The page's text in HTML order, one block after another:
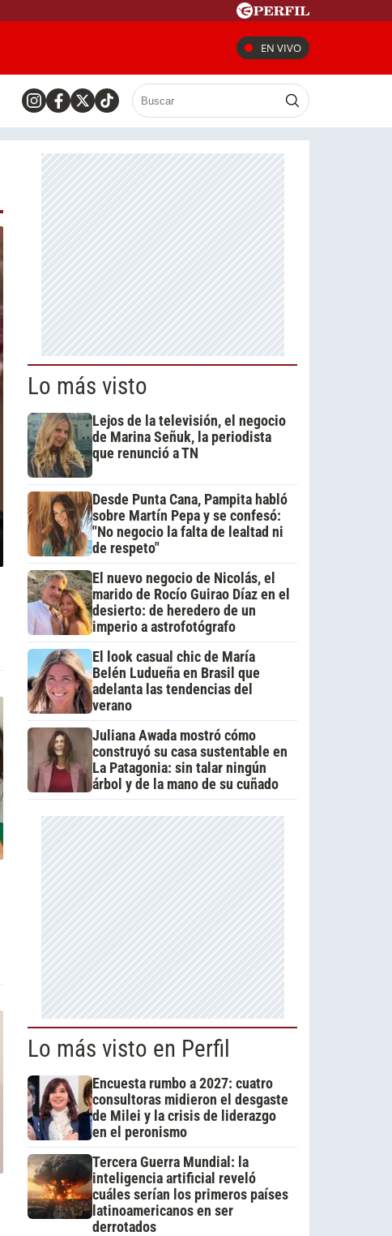
EN VIVO
Lo más visto
Lejos de la televisión, el negocio
de Marina Señuk, la periodista
que renunció a TN
Desde Punta Cana, Pampita habló
sobre Martín Pepa y se confesó:
"No negocio la falta de lealtad ni
de respeto"
El nuevo negocio de Nicolás, el
marido de Rocío Guirao Díaz en el
desierto: de heredero de un
imperio a astrofotógrafo
El look casual chic de María
Belén Ludueña en Brasil que
adelanta las tendencias del
verano
Juliana Awada mostró cómo
construyó su casa sustentable en
La Patagonia: sin talar ningún
árbol y de la mano de su cuñado
Lo más visto en Perfil
Encuesta rumbo a 2027: cuatro
consultoras midieron el desgaste
de Milei y la crisis de liderazgo
en el peronismo
Tercera Guerra Mundial: la
inteligencia artificial reveló
cuáles serían los primeros países
latinoamericanos en ser
derrotados